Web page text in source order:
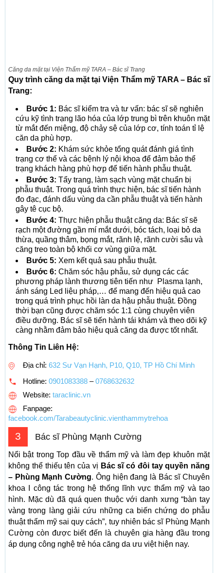
Căng da mặt tại Viện Thẩm mỹ TARA – Bác sĩ Trang
Quy trình căng da mặt tại Viện Thẩm mỹ TARA – Bác sĩ
Trang:
Bước 1: Bác sĩ kiểm tra và tư vấn: bác sĩ sẽ nghiên
cứu kỹ tình trạng lão hóa của lớp trung bì trên khuôn mặt
từ mắt đến miệng, độ chảy sệ của lớp cơ, tính toán tỉ lệ
căn da phù hợp.
Bước 2: Khám sức khỏe tổng quát đánh giá tình
trạng cơ thể và các bệnh lý nội khoa để đảm bảo thể
trạng khách hàng phù hợp để tiến hành phẫu thuật.
Bước 3: Tẩy trang, làm sạch vùng mặt chuẩn bị
phẫu thuật. Trong quá trình thực hiện, bác sĩ tiến hành
đo đạc, đánh dấu vùng da cần phẫu thuật và tiến hành
gây tê cục bộ.
Bước 4: Thực hiện phẫu thuật căng da: Bác sĩ sẽ
rạch một đường gần mí mắt dưới, bóc tách, loại bỏ da
thừa, quầng thâm, bọng mắt, rãnh lệ, rãnh cười sâu và
căng treo toàn bộ khối cơ vùng giữa mặt.
Bước 5: Xem kết quả sau phẫu thuật.
Bước 6: Chăm sóc hậu phẫu, sử dụng các các
phương pháp lành thương tiên tiến như Plasma lạnh,
ánh sáng Led liệu pháp,… để mang đến hiệu quả cao
trong quá trình phục hồi làn da hậu phẫu thuật. Đồng
thời bạn cũng được chăm sóc 1:1 cùng chuyên viên
điều dưỡng. Bác sĩ sẽ tiến hành tái khám và theo dõi kỹ
càng nhằm đảm bảo hiệu quả căng da được tốt nhất.
Thông Tin Liên Hệ:
Địa chỉ: 632 Sư Vạn Hạnh, P10, Q10, TP Hồ Chí Minh
Hotline: 0901083388 –0768632632
Website: taraclinic.vn
Fanpage:
facebook.com/Tarabeautyclinic.vienthammytrehoa
3 Bác sĩ Phùng Mạnh Cường
Nổi bật trong Top đầu về thẩm mỹ và làm đẹp khuôn mặt
không thể thiếu tên của vị Bác sĩ có đôi tay quyền năng
– Phùng Mạnh Cường. Ông hiện đang là Bác sĩ Chuyên
khoa I công tác trong hệ thống lĩnh vực thẩm mỹ và tạo
hình. Mặc dù đã quá quen thuộc với danh xưng “bàn tay
vàng trong làng giải cứu những ca biến chứng do phẫu
thuật thẩm mỹ sai quy cách”, tuy nhiên bác sĩ Phùng Mạnh
Cường còn được biết đến là chuyên gia hàng đầu trong
áp dụng công nghệ trẻ hóa căng da ưu việt hiện nay.